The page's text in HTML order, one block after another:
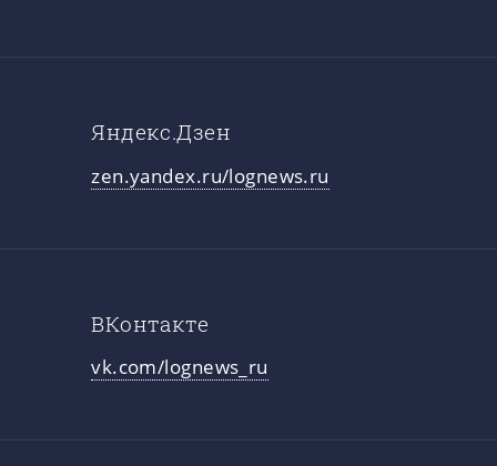
Яндекс.Дзен
zen.yandex.ru/lognews.ru
ВКонтакте
vk.com/lognews_ru